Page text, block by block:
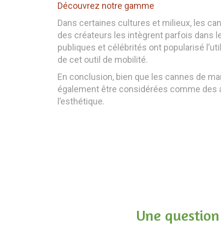
Découvrez notre gamme
Dans certaines cultures et milieux, les
des créateurs les intègrent parfois dans
publiques et célébrités ont popularisé
de cet outil de mobilité.
En conclusion, bien que les cannes de
également être considérées comme des
l’esthétique.
Une